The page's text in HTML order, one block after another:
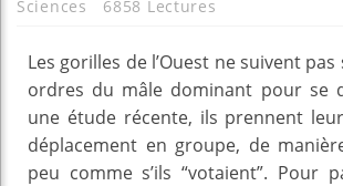
Sciences
6858 Lectures
Les gorilles de l’Ouest ne suivent
ordres du mâle dominant pour se
une étude récente, ils prennent
déplacement en groupe, de
peu comme s’ils “votaient”. Pour